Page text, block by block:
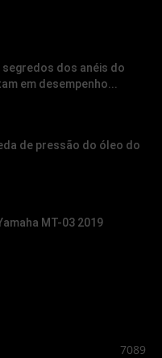
segredos dos anéis do
em desempenho...
de pressão do óleo do
MT-03 2019
7089